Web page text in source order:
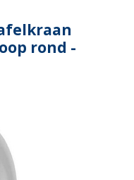
rond -